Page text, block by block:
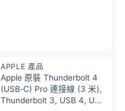
APPLE 產品
Apple 原裝 Thunderbolt 4
(USB‑C) Pro 連接線 (3 米),
Thunderbolt 3, USB 4, USB